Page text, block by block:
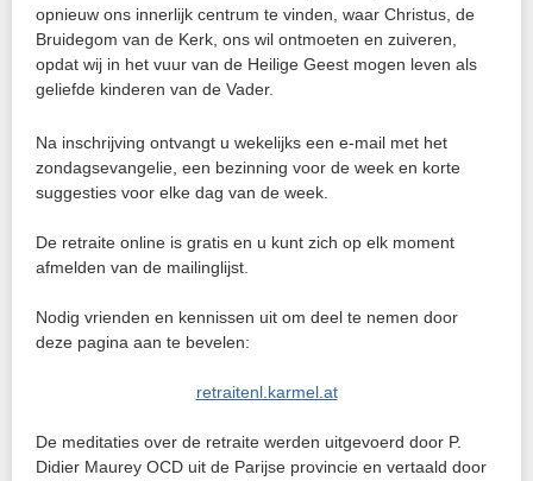
opnieuw ons innerlijk centrum te vinden, waar Christus, de
Bruidegom van de Kerk, ons wil ontmoeten en zuiveren,
opdat wij in het vuur van de Heilige Geest mogen leven als
geliefde kinderen van de Vader.
Na inschrijving ontvangt u wekelijks een e-mail met het
zondagsevangelie, een bezinning voor de week en korte
suggesties voor elke dag van de week.
De retraite online is gratis en u kunt zich op elk moment
afmelden van de mailinglijst.
Nodig vrienden en kennissen uit om deel te nemen door
deze pagina aan te bevelen:
retraitenl.karmel.at
De meditaties over de retraite werden uitgevoerd door P.
Didier Maurey OCD uit de Parijse provincie en vertaald door